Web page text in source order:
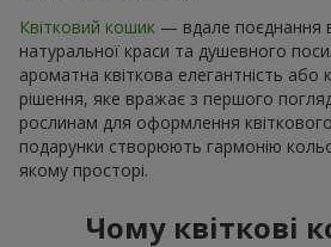
Квітковий кошик — вдале поєднання
натуральної краси та душевного
ароматна квіткова елегантність або
рішення, яке вражає з першого
рослинам для оформлення
подарунки створюють гармонію
якому просторі.
Чому квіткові